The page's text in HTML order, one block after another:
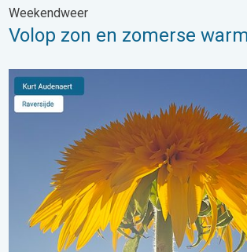
Weekendweer
Volop zon en zomerse
Stuur jouw weerfoto van de week!.